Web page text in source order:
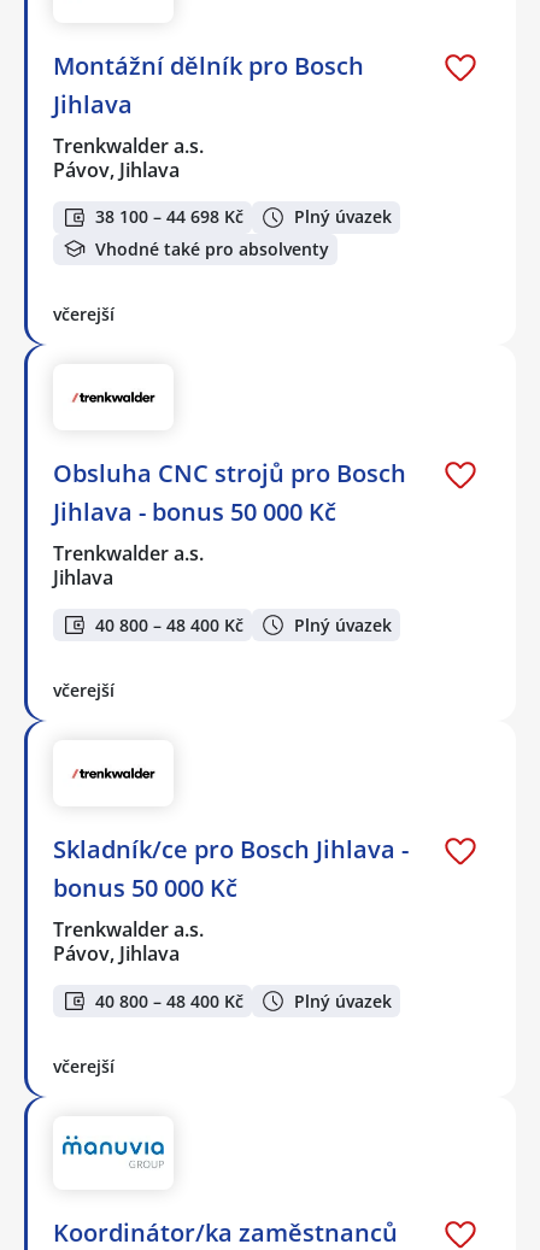
Montážní dělník pro Bosch
Jihlava
Trenkwalder a.s.
Pávov, Jihlava
38 100 – 44 698 Kč
Plný úvazek
Vhodné také pro absolventy
včerejší
Obsluha CNC strojů pro Bosch
Jihlava - bonus 50 000 Kč
Trenkwalder a.s.
Jihlava
40 800 – 48 400 Kč Plný úvazek
včerejší
Skladník/ce pro Bosch Jihlava -
bonus 50 000 Kč
Trenkwalder a.s.
Pávov, Jihlava
40 800 – 48 400 Kč Plný úvazek
včerejší
Koordinátor/ka zaměstnanců